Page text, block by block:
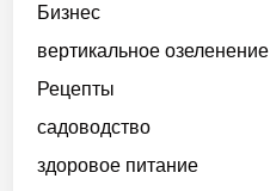
Бизнес
вертикальное озеленение
Рецепты
садоводство
здоровое питание